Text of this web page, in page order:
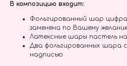
В композицию входит:
Фольгированный шар
заменена по Вашему
Латексные шары пастель
Два фольгированных шара
надписью